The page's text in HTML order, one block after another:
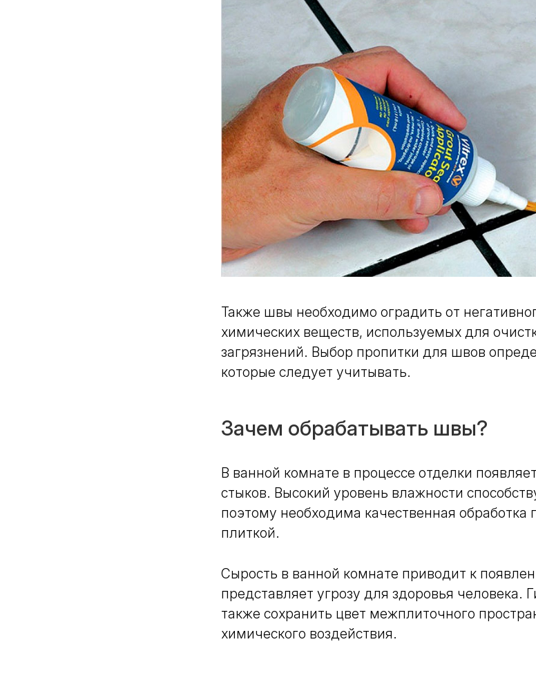
Также швы необходимо оградить от
химических веществ, используемых для
загрязнений. Выбор пропитки для швов
которые следует учитывать.
Зачем обрабатывать швы?
В ванной комнате в процессе отделки
стыков. Высокий уровень влажности
поэтому необходима качественная обработка
плиткой.
Сырость в ванной комнате приводит к
представляет угрозу для здоровья человека.
также сохранить цвет межплиточного
химического воздействия.